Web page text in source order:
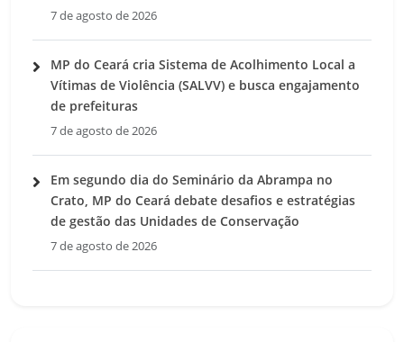
7 de agosto de 2026
MP do Ceará cria Sistema de Acolhimento Local a
Vítimas de Violência (SALVV) e busca engajamento
de prefeituras
7 de agosto de 2026
Em segundo dia do Seminário da Abrampa no
Crato, MP do Ceará debate desafios e estratégias
de gestão das Unidades de Conservação
7 de agosto de 2026